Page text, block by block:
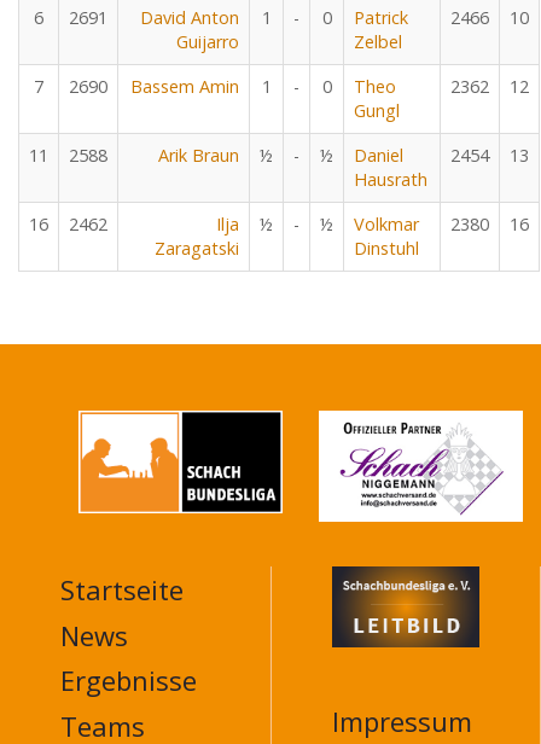
6 2691
David Anton
Guijarro
1 - 0
Patrick
Zelbel
2466 10
7 2690 Bassem Amin 1 - 0
Theo
Gungl
2362 12
11 2588 Arik Braun ½ - ½
Daniel
Hausrath
2454 13
16 2462
Ilja
Zaragatski
½ - ½
Volkmar
Dinstuhl
2380 16
MAIN
NAVIGATION
FOOTER
Startseite
News
Ergebnisse
Teams
Impressum